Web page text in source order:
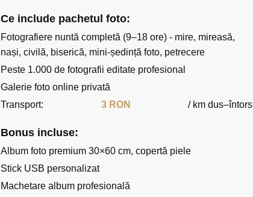
Ce include pachetul foto:
Fotografiere nuntă completă (9–18 ore) - mire, mireasă,
nași, civilă, biserică, mini-ședință foto, petrecere
Peste 1.000 de fotografii editate profesional
Galerie foto online privată
Transport:
3 RON / km dus–întors
Bonus incluse:
Album foto premium 30×60 cm, copertă piele
Stick USB personalizat
Machetare album profesională